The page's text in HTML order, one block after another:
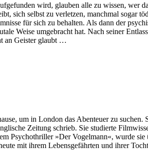
wird, glauben alle zu wissen, wer
sich selbst zu verletzen, manchmal sogar
für sich zu behalten. Als dann der
Weise umgebracht hat. Nach seiner
an Geister glaubt …
um in London das Abenteuer zu
Zeitung schrieb. Sie studierte
Psychothriller »Der Vogelmann«, wurde
mit ihrem Lebensgefährten und ihrer